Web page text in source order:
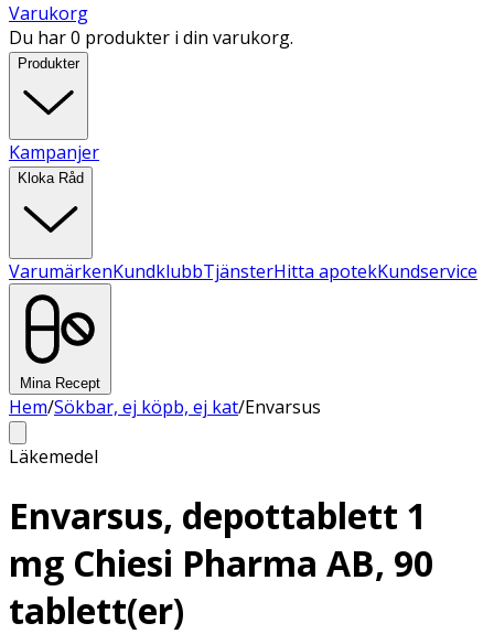
Varukorg
Du har 0 produkter i din varukorg.
Produkter
Kampanjer
Kloka Råd
VarumärkenKundklubbTjänsterHitta apotekKundservice
Mina Recept
Hem/Sökbar, ej köpb, ej kat/Envarsus
Läkemedel
Envarsus, depottablett 1
mg Chiesi Pharma AB, 90
tablett(er)